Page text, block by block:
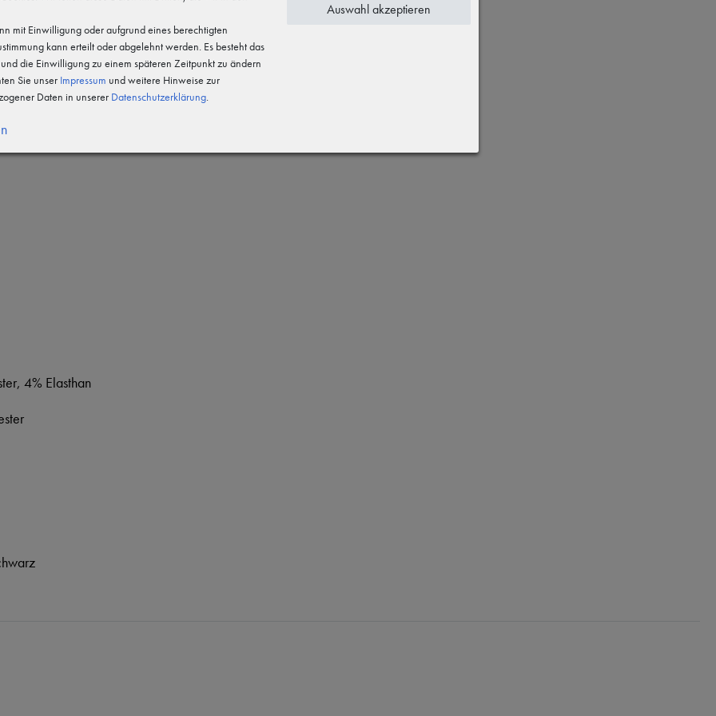
mit Funktionsmembran,
4% Elasthan
mit Einwilligung oder aufgrund eines berechtigten
kann erteilt oder abgelehnt werden. Es besteht das
die Einwilligung zu einem späteren Zeitpunkt zu ändern
Sie unser Impressum und weitere Hinweise zur
Daten in unserer Daten­schutz­erklärung
Auswahl akzeptieren